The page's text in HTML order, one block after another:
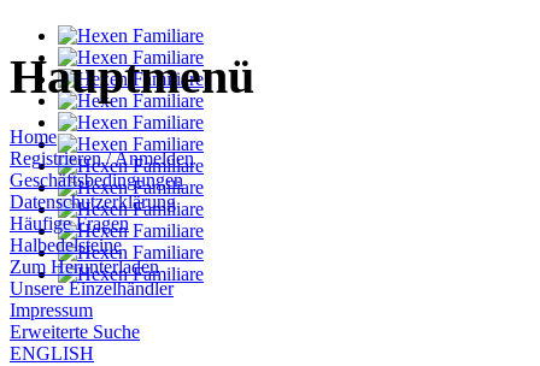
Hauptmenü
Home
Registrieren / Anmelden
Geschäftsbedingungen
Datenschutzerklärung
Häufige Fragen
Halbedelsteine
Zum Herunterladen
Unsere Einzelhändler
Impressum
Erweiterte Suche
ENGLISH